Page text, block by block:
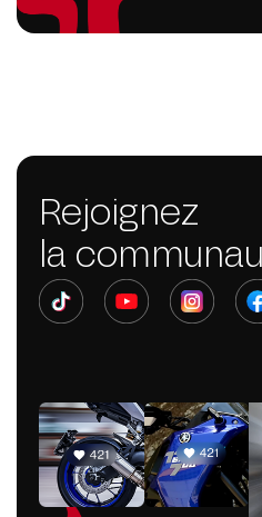
Rejoignez
la